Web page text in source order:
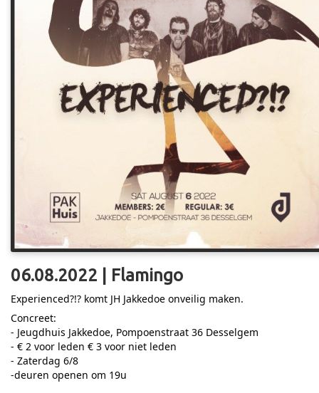
06.08.2022 | Flamingo
Experienced?!? komt JH Jakkedoe onveilig maken.
Concreet:
- Jeugdhuis Jakkedoe, Pompoenstraat 36 Desselgem
- € 2 voor leden € 3 voor niet leden
- Zaterdag 6/8
-deuren openen om 19u